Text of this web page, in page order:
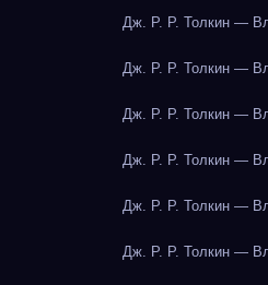
Дж. Р. Р. Толкин —
Дж. Р. Р. Толкин —
Дж. Р. Р. Толкин —
Дж. Р. Р. Толкин —
Дж. Р. Р. Толкин —
Дж. Р. Р. Толкин —